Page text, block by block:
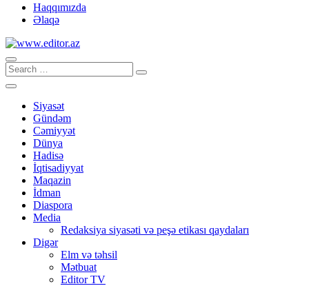
Haqqımızda
Əlaqə
Siyasət
Gündəm
Cəmiyyət
Dünya
Hadisə
İqtisadiyyat
Maqazin
İdman
Diaspora
Media
Redaksiya siyasəti və peşə etikası qaydaları
Digər
Elm və təhsil
Mətbuat
Editor TV